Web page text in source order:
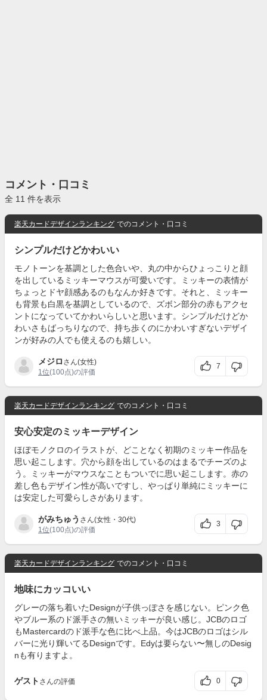
コメント・口コミ
全 11 件を表示
楽天カードデザインランキング でのコメント・口コミ
シンプルだけどかわいい
モノトーンを基調とした色合いや、丸の中からひょっこりと顔
を出しているミッキーマウスが可愛いです。ミッキーの表情が
ちょっとドヤ顔感あるのもなんか好きです。それと、ミッキー
も背景も白黒を基調としているので、ズボン部分の赤もアクセ
ントになっていてかわいらしいと思います。シンプルだけどか
わいさもばっちりなので、持ち歩くのにかわいすぎないデザイ
ンが好みの人でも使えるのも嬉しい。
メジロ さん(女性)
1位(100点)の評価
7
楽天カードデザインランキング でのコメント・口コミ
安心安定のミッキーデザイン
ほぼモノクロのイラストが、どことなく初期のミッキー作品を
思い起こします。穴から顔を出しているのはまるでチーズのよ
う。ミッキーがマウスなこともついでに思い起こします。赤の
差し色もデザイン性が高いですし、やっぱり単純にミッキーに
は安定した可愛らしさがあります。
がみちゅう さん(女性・30代)
1位(100点)の評価
3
楽天カードデザインランキング でのコメント・口コミ
地味にカッコいい
グレーの落ち着いたDesignが子供っぽさを感じない。ピンク色
やブルー系のド派手さの無いミッキーが良い感じ。JCBのロゴ
もMastercardのド派手な色に比べ上品。今はJCBのロゴはシル
バーに光り輝いてるDesignです。Edyは要らない〜無しのDesig
nも有りますよ。
ゲスト さんの評価 0